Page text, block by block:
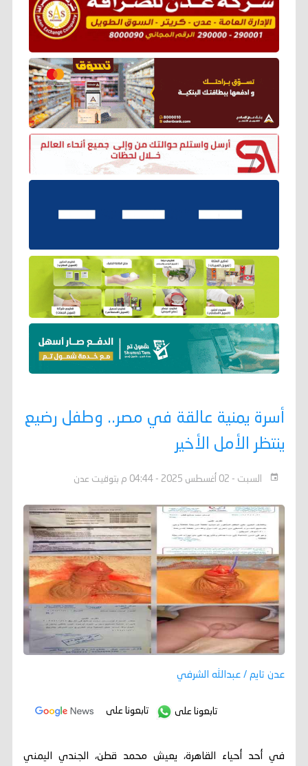
أسرة يمنية عالقة في مصر.. وطفل رضيع
ينتظر الأمل الأخير
السبت - 02 أغسطس 2025 - 04:44 م بتوقيت عدن
عدن تايم / عبدالله الشرفي
تابعونا على تابعونا على
في أحد أحياء القاهرة، يعيش محمد قطن، الجندي اليمني